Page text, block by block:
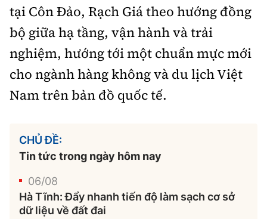
tại Côn Đảo, Rạch Giá theo hướng đồng
bộ giữa hạ tầng, vận hành và trải
nghiệm, hướng tới một chuẩn mực mới
cho ngành hàng không và du lịch Việt
Nam trên bản đồ quốc tế.
CHỦ ĐỀ:
Tin tức trong ngày hôm nay
06/08
Hà Tĩnh: Đẩy nhanh tiến độ làm sạch cơ sở
dữ liệu về đất đai